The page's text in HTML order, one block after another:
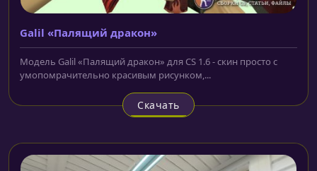
Galil «Палящий дракон»
Модель Galil «Палящий дракон» для CS 1.6 - скин просто с
умопомрачительно красивым рисунком,...
Скачать